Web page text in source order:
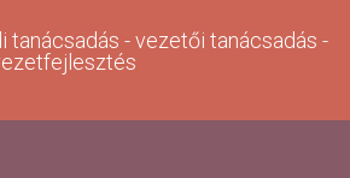
- vezetői tanácsadás -